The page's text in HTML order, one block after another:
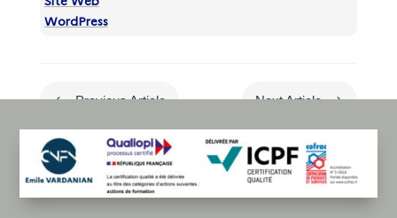
WordPress
# Previous Article Next Article $